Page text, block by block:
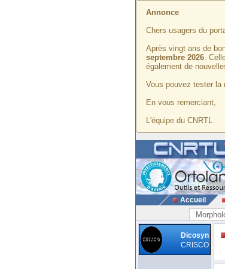
Annonce
Chers usagers du
Après vingt ans de
septembre 2026.
également de
Vous pouvez tester la
En vous remerciant,
L'équipe du CNRTL
Accueil
Dicosyn
CRISCO